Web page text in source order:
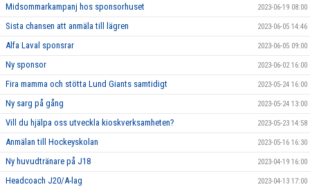
Midsommarkampanj hos sponsorhuset 2023-06-19 08:00
Sista chansen att anmäla till lägren 2023-06-05 14:46
Alfa Laval sponsrar 2023-06-05 09:00
Ny sponsor 2023-06-02 16:00
Fira mamma och stötta Lund Giants samtidigt 2023-05-24 16:00
Ny sarg på gång 2023-05-24 13:00
Vill du hjälpa oss utveckla kioskverksamheten? 2023-05-23 14:58
Anmälan till Hockeyskolan 2023-05-16 16:30
Ny huvudtränare på J18 2023-04-19 16:00
Headcoach J20/A-lag 2023-04-13 17:00